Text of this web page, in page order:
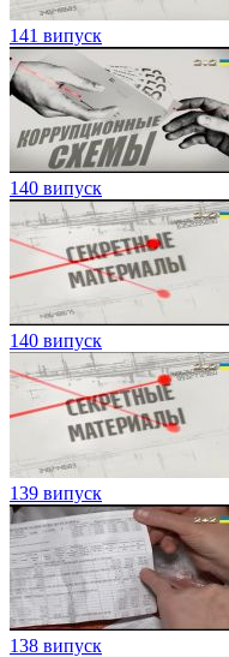
141 випуск
140 випуск
140 випуск
139 випуск
138 випуск